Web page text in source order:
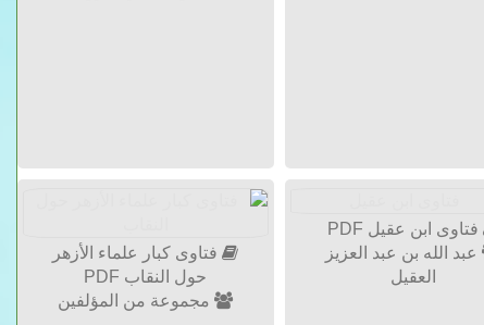
فتاوى ابن عقيل PDF
عبد الله بن عبد العزيز
العقيل
فتاوى كبار علماء الأزهر
حول النقاب PDF
مجموعة من المؤلفين